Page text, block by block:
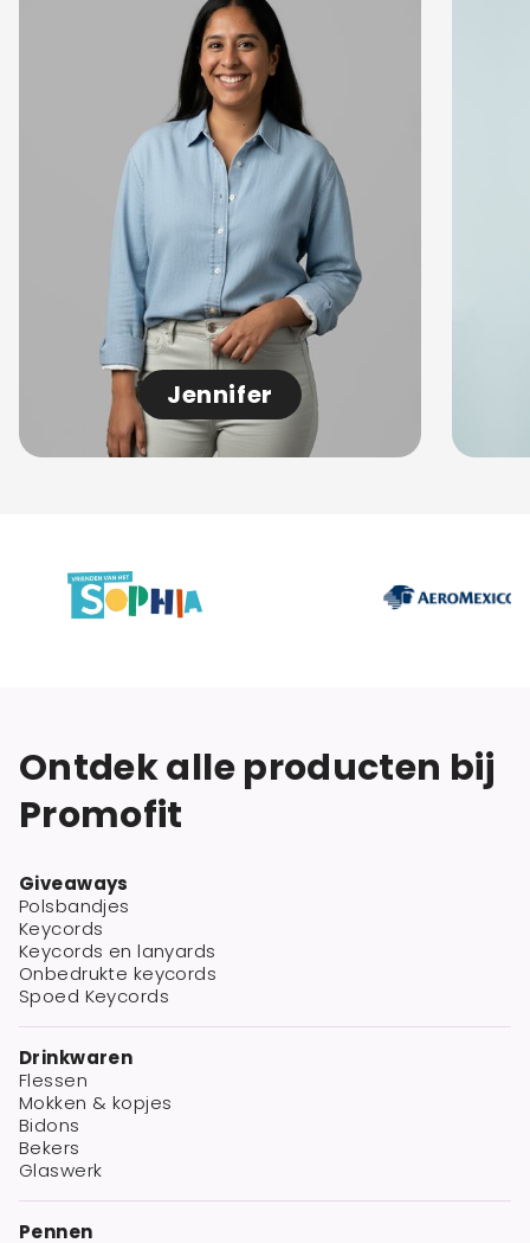
Jennifer
Ontdek alle producten bij
Promofit
Giveaways
Polsbandjes
Keycords
Keycords en lanyards
Onbedrukte keycords
Spoed Keycords
Drinkwaren
Flessen
Mokken & kopjes
Bidons
Bekers
Glaswerk
Pennen